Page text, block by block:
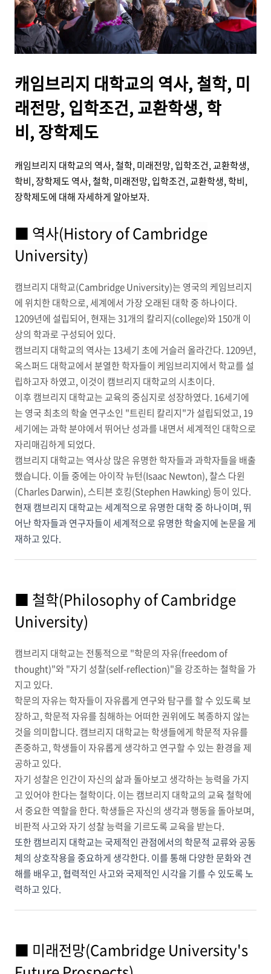
캐임브리지 대학교의 역사, 철학, 미
래전망, 입학조건, 교환학생, 학
비, 장학제도
캐임브리지 대학교의 역사, 철학, 미래전망, 입학조건, 교환학생,
학비, 장학제도 역사, 철학, 미래전망, 입학조건, 교환학생, 학비,
장학제도에 대해 자세하게 알아보자.
■ 역사(History of Cambridge
University)
캠브리지 대학교(Cambridge University)는 영국의 케임브리지
에 위치한 대학으로, 세계에서 가장 오래된 대학 중 하나이다.
1209년에 설립되어, 현재는 31개의 칼리지(college)와 150개 이
상의 학과로 구성되어 있다.
캠브리지 대학교의 역사는 13세기 초에 거슬러 올라간다. 1209년,
옥스퍼드 대학교에서 분열한 학자들이 케임브리지에서 학교를 설
립하고자 하였고, 이것이 캠브리지 대학교의 시초이다.
이후 캠브리지 대학교는 교육의 중심지로 성장하였다. 16세기에
는 영국 최초의 학술 연구소인 "트린티 칼리지"가 설립되었고, 19
세기에는 과학 분야에서 뛰어난 성과를 내면서 세계적인 대학으로
자리매김하게 되었다.
캠브리지 대학교는 역사상 많은 유명한 학자들과 과학자들을 배출
했습니다. 이들 중에는 아이작 뉴턴(Isaac Newton), 찰스 다윈
(Charles Darwin), 스티븐 호킹(Stephen Hawking) 등이 있다.
현재 캠브리지 대학교는 세계적으로 유명한 대학 중 하나이며, 뛰
어난 학자들과 연구자들이 세계적으로 유명한 학술지에 논문을 게
재하고 있다.
■ 철학(Philosophy of Cambridge
University)
캠브리지 대학교는 전통적으로 "학문의 자유(freedom of
thought)"와 "자기 성찰(self-reflection)"을 강조하는 철학을 가
지고 있다.
학문의 자유는 학자들이 자유롭게 연구와 탐구를 할 수 있도록 보
장하고, 학문적 자유를 침해하는 어떠한 권위에도 복종하지 않는
것을 의미합니다. 캠브리지 대학교는 학생들에게 학문적 자유를
존중하고, 학생들이 자유롭게 생각하고 연구할 수 있는 환경을 제
공하고 있다.
자기 성찰은 인간이 자신의 삶과 돌아보고 생각하는 능력을 가지
고 있어야 한다는 철학이다. 이는 캠브리지 대학교의 교육 철학에
서 중요한 역할을 한다. 학생들은 자신의 생각과 행동을 돌아보며,
비판적 사고와 자기 성찰 능력을 기르도록 교육을 받는다.
또한 캠브리지 대학교는 국제적인 관점에서의 학문적 교류와 공동
체의 상호작용을 중요하게 생각한다. 이를 통해 다양한 문화와 견
해를 배우고, 협력적인 사고와 국제적인 시각을 기를 수 있도록 노
력하고 있다.
■ 미래전망(Cambridge University's